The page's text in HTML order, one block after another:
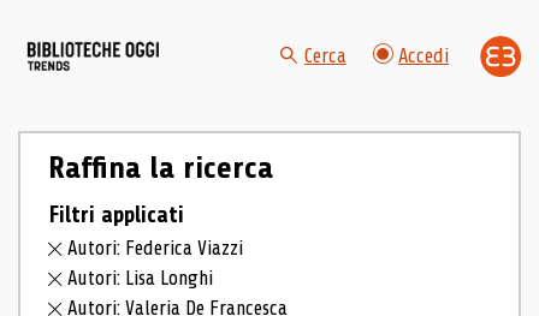
Cerca Accedi
Raffina la ricerca
Filtri applicati
Autori: Federica Viazzi
Autori: Lisa Longhi
Autori: Valeria De Francesca